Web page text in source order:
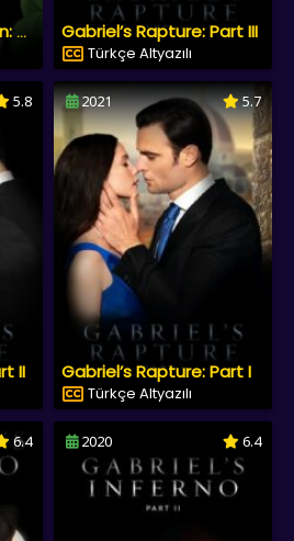
Gabriel’s Redemption: Part I
Gabriel’s Rapture: Part III
Türkçe Altyazılı
5.8
II
2021 5.7
Gabriel’s Rapture: Part I
Türkçe Altyazılı
6.4 2020 6.4